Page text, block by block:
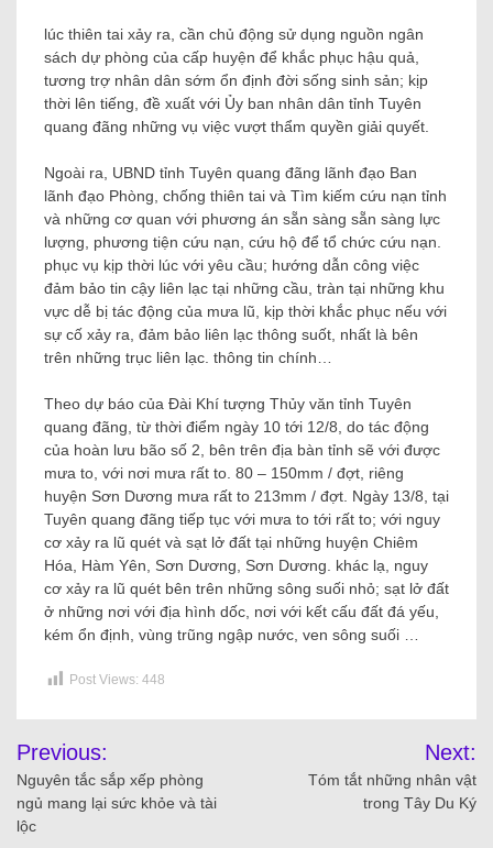
lúc thiên tai xảy ra, cần chủ động sử dụng nguồn ngân
sách dự phòng của cấp huyện để khắc phục hậu quả,
tương trợ nhân dân sớm ổn định đời sống sinh sản; kịp
thời lên tiếng, đề xuất với Ủy ban nhân dân tỉnh Tuyên
quang đãng những vụ việc vượt thẩm quyền giải quyết.
Ngoài ra, UBND tỉnh Tuyên quang đãng lãnh đạo Ban
lãnh đạo Phòng, chống thiên tai và Tìm kiếm cứu nạn tỉnh
và những cơ quan với phương án sẵn sàng sẵn sàng lực
lượng, phương tiện cứu nạn, cứu hộ để tổ chức cứu nạn.
phục vụ kịp thời lúc với yêu cầu; hướng dẫn công việc
đảm bảo tin cậy liên lạc tại những cầu, tràn tại những khu
vực dễ bị tác động của mưa lũ, kịp thời khắc phục nếu với
sự cố xảy ra, đảm bảo liên lạc thông suốt, nhất là bên
trên những trục liên lạc. thông tin chính…
Theo dự báo của Đài Khí tượng Thủy văn tỉnh Tuyên
quang đãng, từ thời điểm ngày 10 tới 12/8, do tác động
của hoàn lưu bão số 2, bên trên địa bàn tỉnh sẽ với được
mưa to, với nơi mưa rất to. 80 – 150mm / đợt, riêng
huyện Sơn Dương mưa rất to 213mm / đợt. Ngày 13/8, tại
Tuyên quang đãng tiếp tục với mưa to tới rất to; với nguy
cơ xảy ra lũ quét và sạt lở đất tại những huyện Chiêm
Hóa, Hàm Yên, Sơn Dương, Sơn Dương. khác lạ, nguy
cơ xảy ra lũ quét bên trên những sông suối nhỏ; sạt lở đất
ở những nơi với địa hình dốc, nơi với kết cấu đất đá yếu,
kém ổn định, vùng trũng ngập nước, ven sông suối …
Post Views: 448
Previous:
Nguyên tắc sắp xếp phòng
ngủ mang lại sức khỏe và tài
lộc
Next:
Tóm tắt những nhân vật
trong Tây Du Ký